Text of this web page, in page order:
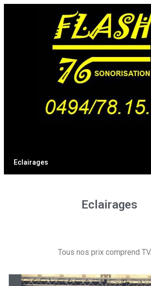
Eclairages
Eclairages
Tous nos prix comprend